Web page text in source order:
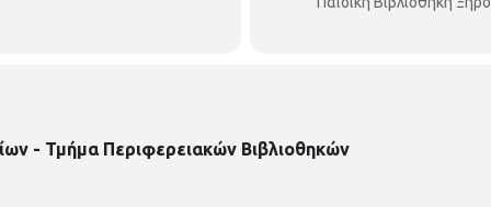
- Τμήμα Περιφερειακών Βιβλιοθηκών